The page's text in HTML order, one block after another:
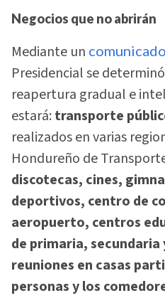
Negocios que no abrirán
Mediante un comunicado
Presidencial se
reapertura gradual e
estará: transporte
realizados en varias
Hondureño de
discotecas, cines,
deportivos, centro de
aeropuerto, centros
de primaria,
reuniones en casas
personas y los